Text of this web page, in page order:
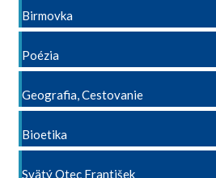
Birmovka
Poézia
Geografia, Cestovanie
Bioetika
Svätý Otec František